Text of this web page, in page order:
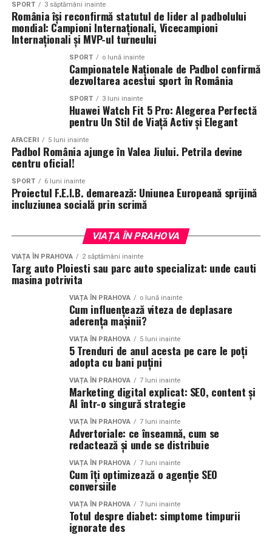
SPORT 3 săptămâni inainte
România își reconfirmă statutul de lider al padbolului
mondial: Campioni Internaționali, Vicecampioni
Internaționali și MVP-ul turneului
SPORT o lună inainte
Campionatele Naționale de Padbol confirmă
dezvoltarea acestui sport în România
SPORT 3 luni inainte
Huawei Watch Fit 5 Pro: Alegerea Perfectă
pentru Un Stil de Viață Activ și Elegant
AFACERI 5 luni inainte
Padbol România ajunge în Valea Jiului. Petrila devine
centru oficial!
SPORT 6 luni inainte
Proiectul F.E.I.B. demarează: Uniunea Europeană sprijină
incluziunea socială prin scrimă
VIAȚA ÎN PRAHOVA
VIAȚA ÎN PRAHOVA 2 săptămâni inainte
Targ auto Ploiesti sau parc auto specializat: unde cauti
masina potrivita
VIAȚA ÎN PRAHOVA o lună inainte
Cum influențează viteza de deplasare
aderența mașinii?
VIAȚA ÎN PRAHOVA 5 luni inainte
5 Trenduri de anul acesta pe care le poți
adopta cu bani puțini
VIAȚA ÎN PRAHOVA 7 luni inainte
Marketing digital explicat: SEO, content și
AI într-o singură strategie
VIAȚA ÎN PRAHOVA 7 luni inainte
Advertoriale: ce înseamnă, cum se
redactează și unde se distribuie
VIAȚA ÎN PRAHOVA 7 luni inainte
Cum îți optimizează o agenție SEO
conversiile
VIAȚA ÎN PRAHOVA 7 luni inainte
Totul despre diabet: simptome timpurii
ignorate des